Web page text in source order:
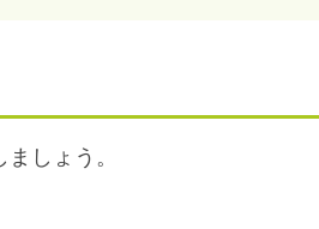
しょう。